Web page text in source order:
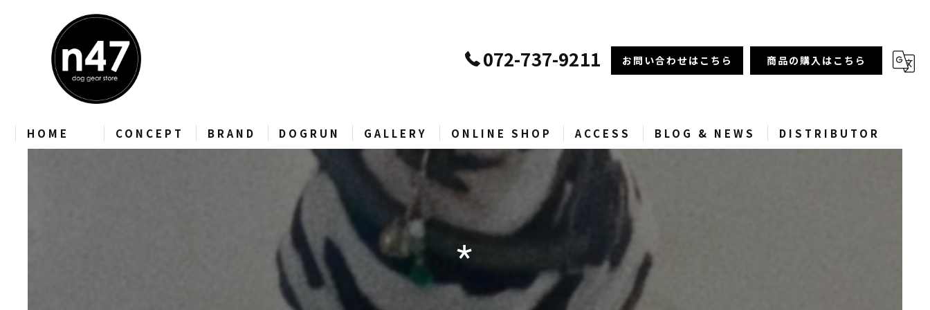
072-737-9211 お問い合わせはこちら 商品の購入はこちら
HOME CONCEPT BRAND DOGRUN GALLERY ONLINE SHOP
当店ECサイト
Yahoo!ショッピング
ACCESS BLOG & NEWS DISTRIBUTOR
⋆